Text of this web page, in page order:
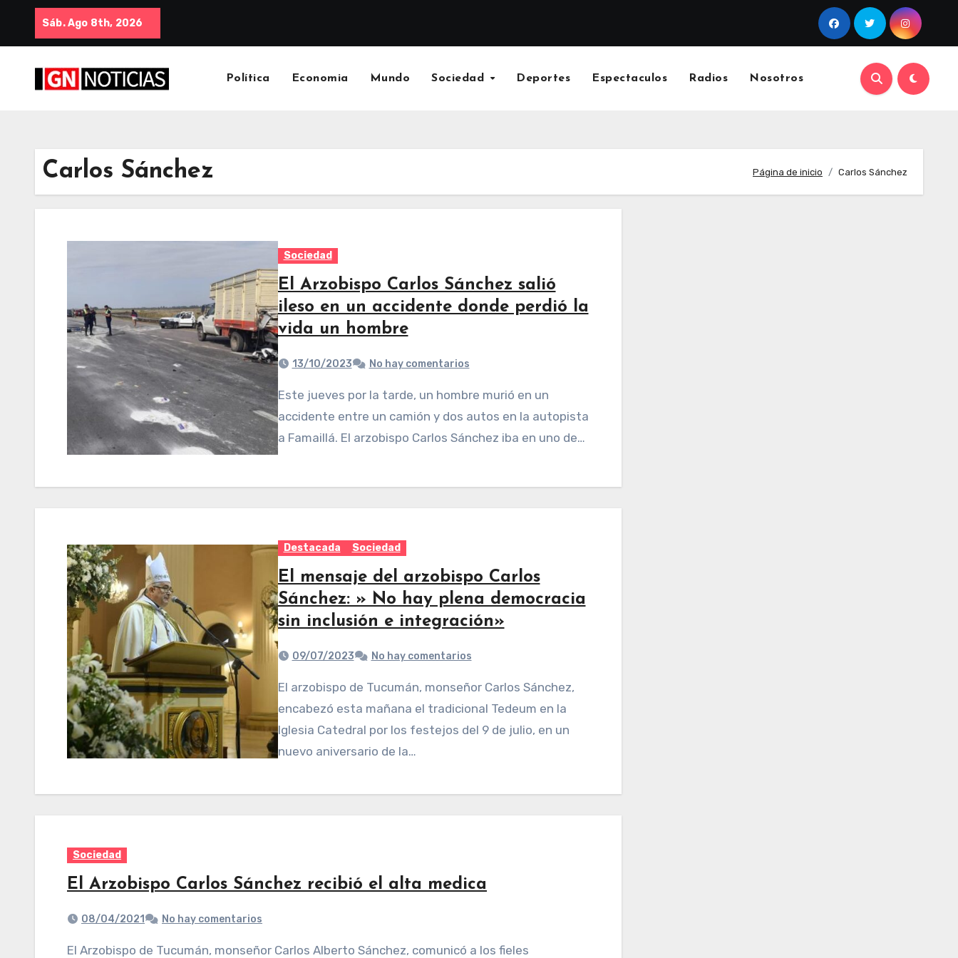
Sáb. Ago 8th, 2026
Política Economia Mundo Sociedad Deportes Espectaculos Radios Nosotros
Carlos Sánchez Página de inicio Carlos Sánchez
Sociedad
El Arzobispo Carlos Sánchez salió
ileso en un accidente donde perdió la
vida un hombre
13/10/2023 No hay comentarios
Este jueves por la tarde, un hombre murió en un
accidente entre un camión y dos autos en la autopista
a Famaillá. El arzobispo Carlos Sánchez iba en uno de…
Destacada Sociedad
El mensaje del arzobispo Carlos
Sánchez: » No hay plena democracia
sin inclusión e integración»
09/07/2023 No hay comentarios
El arzobispo de Tucumán, monseñor Carlos Sánchez,
encabezó esta mañana el tradicional Tedeum en la
Iglesia Catedral por los festejos del 9 de julio, en un
nuevo aniversario de la…
Sociedad
El Arzobispo Carlos Sánchez recibió el alta medica
08/04/2021 No hay comentarios
El Arzobispo de Tucumán, monseñor Carlos Alberto Sánchez, comunicó a los fieles